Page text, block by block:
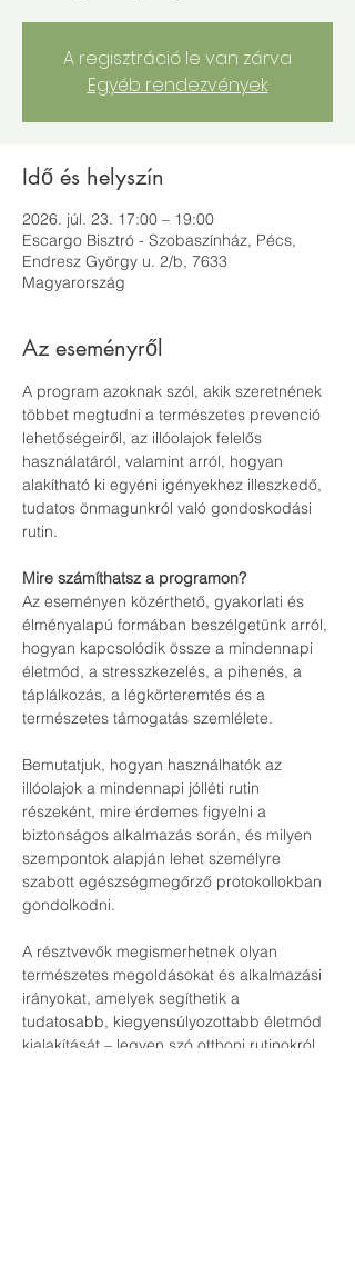
A regisztráció le van zárva
Egyéb rendezvények
Idő és helyszín
2026. júl. 23. 17:00 – 19:00
Escargo Bisztró - Szobaszínház, Pécs,
Endresz György u. 2/b, 7633
Magyarország
Az eseményről
A program azoknak szól, akik szeretnének
többet megtudni a természetes prevenció
lehetőségeiről, az illóolajok felelős
használatáról, valamint arról, hogyan
alakítható ki egyéni igényekhez illeszkedő,
tudatos önmagunkról való gondoskodási
rutin.
Mire számíthatsz a programon?
Az eseményen közérthető, gyakorlati és
élményalapú formában beszélgetünk arról,
hogyan kapcsolódik össze a mindennapi
életmód, a stresszkezelés, a pihenés, a
táplálkozás, a légkörteremtés és a
természetes támogatás szemlélete.
Bemutatjuk, hogyan használhatók az
illóolajok a mindennapi jólléti rutin
részeként, mire érdemes figyelni a
biztonságos alkalmazás során, és milyen
szempontok alapján lehet személyre
szabott egészségmegőrző protokollokban
gondolkodni.
A résztvevők megismerhetnek olyan
természetes megoldásokat és alkalmazási
irányokat, amelyek segíthetik a
tudatosabb, kiegyensúlyozottabb életmód
kialakítását – legyen szó otthoni rutinokról,